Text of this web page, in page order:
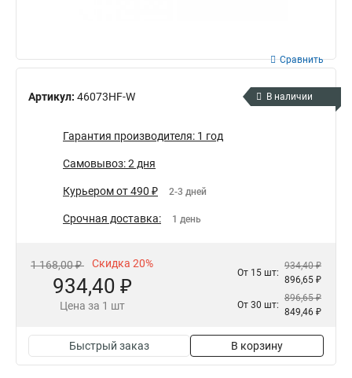
Артикул: 46073HF-W
Сравнить
В наличии
Гарантия производителя: 1 год
Самовывоз: 2 дня
Курьером от 490 ₽ 2-3 дней
Срочная доставка: 1 день
1 168,00 ₽ Скидка 20%
934,40 ₽
Цена за 1 шт
От 15 шт:
934,40 ₽
896,65 ₽
От 30 шт:
896,65 ₽
849,46 ₽
Быстрый заказ В корзину